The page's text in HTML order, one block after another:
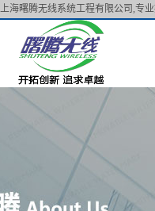
上海曙腾无线系统工程有限公司,专